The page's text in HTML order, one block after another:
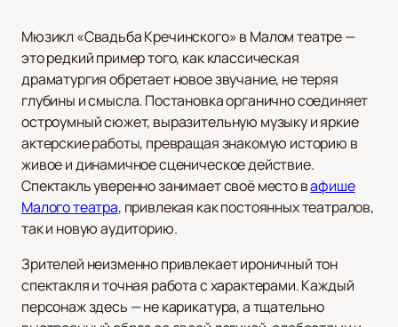
Мюзикл «Свадьба Кречинского» в Малом театре —
это редкий пример того, как классическая
драматургия обретает новое звучание, не теряя
глубины и смысла. Постановка органично соединяет
остроумный сюжет, выразительную музыку и яркие
актерские работы, превращая знакомую историю в
живое и динамичное сценическое действие.
Спектакль уверенно занимает своё место вафише
Малого театра, привлекая как постоянных театралов,
так и новую аудиторию.
Зрителей неизменно привлекает ироничный тон
спектакля и точная работа с характерами. Каждый
персонаж здесь — не карикатура, а тщательно